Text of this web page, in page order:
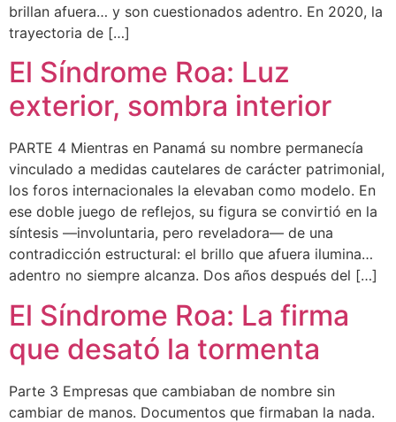
brillan afuera… y son cuestionados adentro. En 2020, la
trayectoria de […]
El Síndrome Roa: Luz
exterior, sombra interior
PARTE 4 Mientras en Panamá su nombre permanecía
vinculado a medidas cautelares de carácter patrimonial,
los foros internacionales la elevaban como modelo. En
ese doble juego de reflejos, su figura se convirtió en la
síntesis —involuntaria, pero reveladora— de una
contradicción estructural: el brillo que afuera ilumina…
adentro no siempre alcanza. Dos años después del […]
El Síndrome Roa: La firma
que desató la tormenta
Parte 3 Empresas que cambiaban de nombre sin
cambiar de manos. Documentos que firmaban la nada.